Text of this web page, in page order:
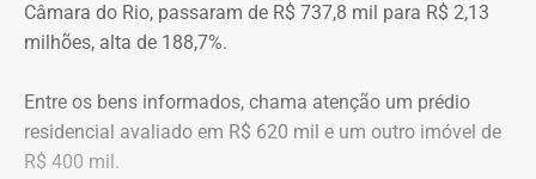
Victor Rosa Travancas
R$
R$
2 Bruno de Queiroz Costa
R$
R$
Câmara do Rio, passaram de R$ 737,8 mil para R$ 2,13
milhões, alta de 188,7%.
Entre os bens informados, chama atenção um prédio
residencial avaliado em R$ 620 mil e um outro imóvel de
R$ 400 mil.